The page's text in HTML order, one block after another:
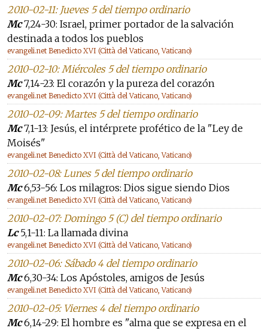
2010-02-11: Jueves 5 del tiempo ordinario
Mc7,24-30: Israel, primer portador de la salvación
destinada a todos los pueblos
evangeli.net Benedicto XVI (Città del Vaticano, Vaticano)
2010-02-10: Miércoles 5 del tiempo ordinario
Mc7,14-23: El corazón y la pureza del corazón
evangeli.net Benedicto XVI (Città del Vaticano, Vaticano)
2010-02-09: Martes 5 del tiempo ordinario
Mc7,1-13: Jesús, el intérprete profético de la "Ley de
Moisés"
evangeli.net Benedicto XVI (Città del Vaticano, Vaticano)
2010-02-08: Lunes 5 del tiempo ordinario
Mc6,53-56: Los milagros: Dios sigue siendo Dios
evangeli.net Benedicto XVI (Città del Vaticano, Vaticano)
2010-02-07: Domingo 5 (C) del tiempo ordinario
Lc5,1-11: La llamada divina
evangeli.net Benedicto XVI (Città del Vaticano, Vaticano)
2010-02-06: Sábado 4 del tiempo ordinario
Mc6,30-34: Los Apóstoles, amigos de Jesús
evangeli.net Benedicto XVI (Città del Vaticano, Vaticano)
2010-02-05: Viernes 4 del tiempo ordinario
Mc6,14-29: El hombre es "alma que se expresa en el